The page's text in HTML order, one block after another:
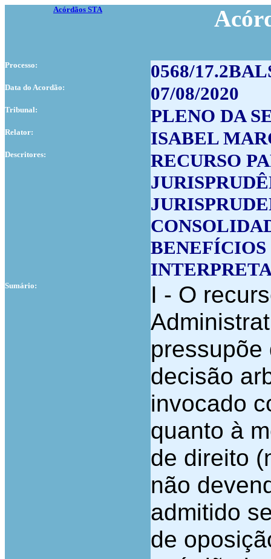
Acórdãos STA
Processo: 0568/
Data do Acordão: 07/08/2020
Tribunal: PLENO DA
Relator: ISABEL
Descritores:
RECURSO
BENEFÍCIOS
Sumário:
I - O
pressupõe
decisão
invocado
quanto à
de direito
não
admitido
de